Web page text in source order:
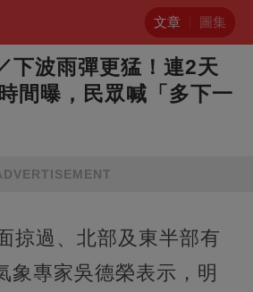
文章 圖集
下波雨彈更猛！連2天
間曝，民眾喊「多下一
掠過、北部及東半部有
象專家吳德榮表示，明